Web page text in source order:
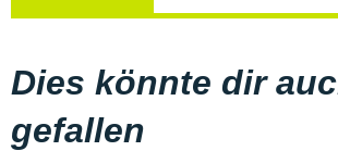
Dies könnte dir
gefallen